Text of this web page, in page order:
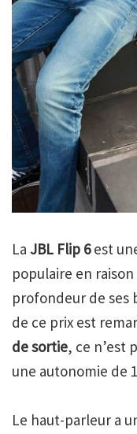
La JBL Flip 6est
populaire en
profondeur de ses
de ce prix est
de sortie, ce n’est
une autonomie de
Le haut-parleur a